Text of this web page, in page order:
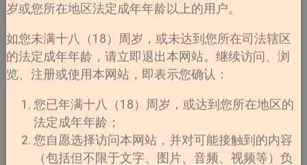
岁或您所在地区法定成年年龄以上的用户。
如您未满十八（18）周岁，或未达到您所在司法辖区
的法定成年年龄，请立即退出本网站。继续访问、浏
览、注册或使用本网站，即表示您确认：
您已年满十八（18）周岁，或达到您所在地区的
法定成年年龄；
您自愿选择访问本网站，并对可能接触到的内容
（包括但不限于文字、图片、音频、视频等）负